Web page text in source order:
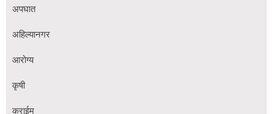
अपघात
अहिल्यानगर
आरोग्य
कृषी
क्राईम